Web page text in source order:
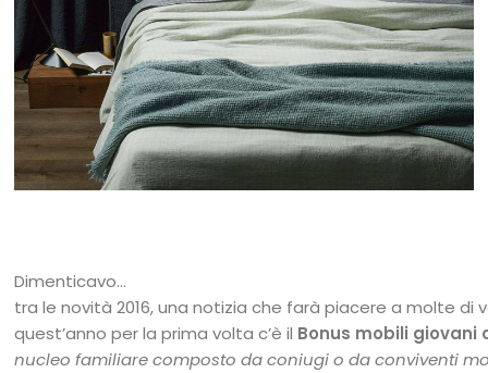
Dimenticavo…
tra le novità 2016, una notizia che farà piacere a molte di
quest’anno per la prima volta c’è il Bonus mobili giovani
nucleo familiare composto da coniugi o da conviventi